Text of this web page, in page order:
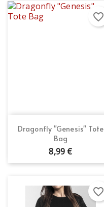
Dragonfly "Genesis" Tote
Bag
8,99 €
favorite_border
favorite_border